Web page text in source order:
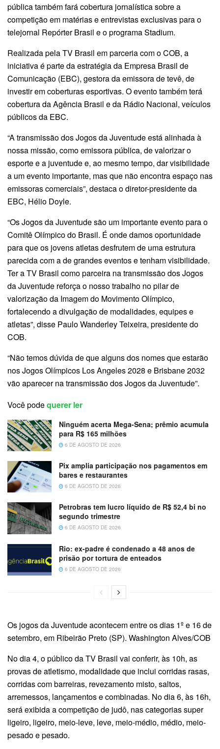
pública também fará cobertura jornalística sobre a
competição em matérias e entrevistas exclusivas para o
telejornal Repórter Brasil e o programa Stadium.
Realizada pela TV Brasil em parceria com o COB, a
iniciativa é parte da estratégia da Empresa Brasil de
Comunicação (EBC), gestora da emissora de tevê, de
investir em coberturas esportivas. O evento também terá
cobertura da Agência Brasil e da Rádio Nacional, veículos
públicos da EBC.
“A transmissão dos Jogos da Juventude está alinhada à
nossa missão, como emissora pública, de valorizar o
esporte e a juventude e, ao mesmo tempo, dar visibilidade
a um evento importante, mas que não encontra espaço nas
emissoras comerciais”, destaca o diretor-presidente da
EBC, Hélio Doyle.
“Os Jogos da Juventude são um importante evento para o
Comitê Olímpico do Brasil. É onde damos oportunidade
para que os jovens atletas desfrutem de uma estrutura
parecida com a de grandes eventos e tenham visibilidade.
Ter a TV Brasil como parceira na transmissão dos Jogos
da Juventude reforça o nosso trabalho no pilar de
valorização da Imagem do Movimento Olímpico,
fortalecendo a divulgação de modalidades, equipes e
atletas”, disse Paulo Wanderley Teixeira, presidente do
COB.
“Não temos dúvida de que alguns dos nomes que estarão
nos Jogos Olímpicos Los Angeles 2028 e Brisbane 2032
vão aparecer na transmissão dos Jogos da Juventude”.
Você podequerer ler
Ninguém acerta Mega-Sena; prêmio acumula
para R$ 165 milhões
6 DE AGOSTO DE 2026
Pix amplia participação nos pagamentos em
bares e restaurantes
6 DE AGOSTO DE 2026
Petrobras tem lucro líquido de R$ 52,4 bi no
segundo trimestre
6 DE AGOSTO DE 2026
Rio: ex-padre é condenado a 48 anos de
prisão por tortura de enteados
6 DE AGOSTO DE 2026
Os jogos da Juventude acontecem entre os dias 1º e 16 de
setembro, em Ribeirão Preto (SP). Washington Alves/COB
No dia 4, o público da TV Brasil vai conferir, às 10h, as
provas de atletismo, modalidade que inclui corridas rasas,
corridas com barreiras, revezamento misto, saltos,
arremessos, lançamentos e combinadas. No dia 6, às 16h,
será exibida a competição de judô, nas categorias super
ligeiro, ligeiro, meio-leve, leve, meio-médio, médio, meio-
pesado e pesado.